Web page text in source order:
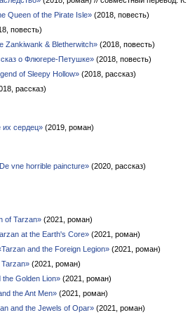
Queen of the Pirate Isle» (2018, повесть)
повесть)
Zankiwank & Bletherwitch» (2018, повесть)
о Флюгере-Петушке» (2018, повесть)
of Sleepy Hollow» (2018, рассказ)
рассказ)
сердец» (2019, роман)
vne horrible paincture» (2020, рассказ)
of Tarzan» (2021, роман)
at the Earth's Core» (2021, роман)
and the Foreign Legion» (2021, роман)
(2021, роман)
the Golden Lion» (2021, роман)
the Ant Men» (2021, роман)
and the Jewels of Opar» (2021, роман)